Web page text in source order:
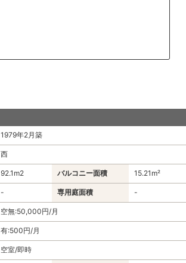
1979年2月築
西
92.1m2 バルコニー面積 15.21m²
- 専用庭面積 -
空無:50,000円/月
有:500円/月
空室/即時